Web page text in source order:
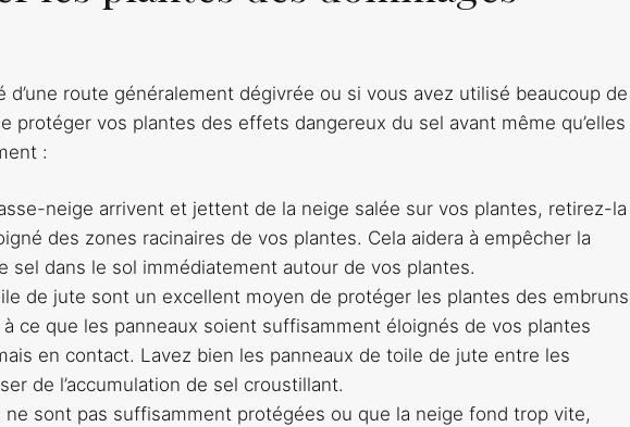
route généralement dégivrée ou si vous avez utilisé beaucoup de
protéger vos plantes des effets dangereux du sel avant même qu’elles
:
neige arrivent et jettent de la neige salée sur vos plantes, retirez-la
des zones racinaires de vos plantes. Cela aidera à empêcher la
sel dans le sol immédiatement autour de vos plantes.
de jute sont un excellent moyen de protéger les plantes des embruns
ce que les panneaux soient suffisamment éloignés de vos plantes
en contact. Lavez bien les panneaux de toile de jute entre les
de l’accumulation de sel croustillant.
ne sont pas suffisamment protégées ou que la neige fond trop vite,